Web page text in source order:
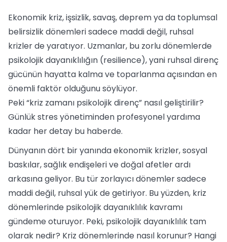
Ekonomik kriz, işsizlik, savaş, deprem ya da toplumsal
belirsizlik dönemleri sadece maddi değil, ruhsal
krizler de yaratıyor. Uzmanlar, bu zorlu dönemlerde
psikolojik dayanıklılığın (resilience), yani ruhsal direnç
gücünün hayatta kalma ve toparlanma açısından en
önemli faktör olduğunu söylüyor.
Peki “kriz zamanı psikolojik direnç” nasıl geliştirilir?
Günlük stres yönetiminden profesyonel yardıma
kadar her detay bu haberde.
Dünyanın dört bir yanında ekonomik krizler, sosyal
baskılar, sağlık endişeleri ve doğal afetler ardı
arkasına geliyor. Bu tür zorlayıcı dönemler sadece
maddi değil, ruhsal yük de getiriyor. Bu yüzden, kriz
dönemlerinde psikolojik dayanıklılık kavramı
gündeme oturuyor. Peki, psikolojik dayanıklılık tam
olarak nedir? Kriz dönemlerinde nasıl korunur? Hangi